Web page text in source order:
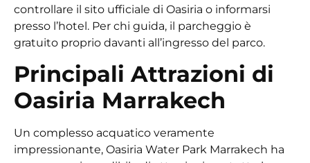
controllare il sito ufficiale di Oasiria o informarsi
presso l’hotel. Per chi guida, il parcheggio è
gratuito proprio davanti all’ingresso del parco.
Principali Attrazioni di
Oasiria Marrakech
Un complesso acquatico veramente
impressionante, Oasiria Water Park Marrakech ha